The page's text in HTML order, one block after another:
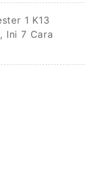
1 K13
Ini 7 Cara